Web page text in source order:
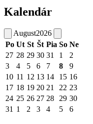
Kalendár
August2026
Po Ut St Št Pia So Ne
27 28 29 30 31 1
2
3
4 5 6 7 8
9
10 11 12 13 14 15 16
17 18 19 20 21 22 23
24 25 26 27 28 29 30
31 1 2 3 4 5 6